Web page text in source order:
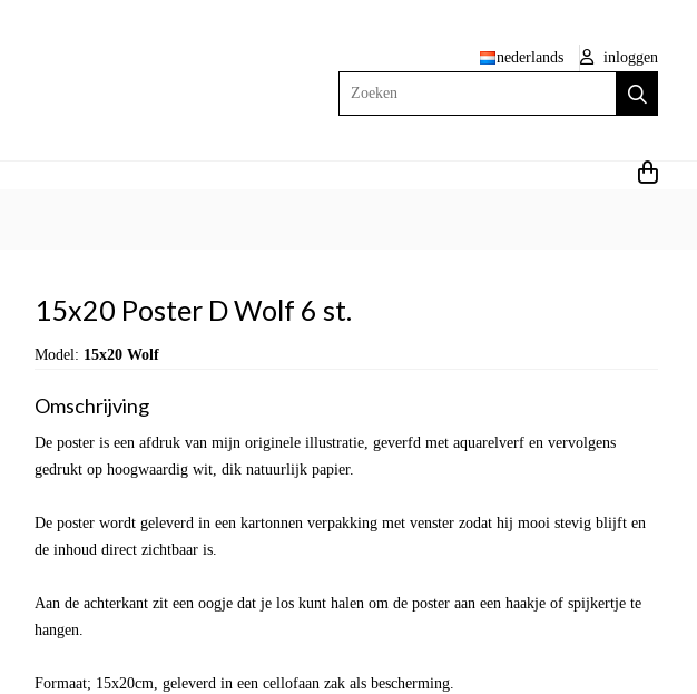
nederlands
inloggen
Zoeken
15x20 Poster D Wolf 6 st.
Model: 15x20 Wolf
Omschrijving
De poster is een afdruk van mijn originele illustratie, geverfd met aquarelverf en vervolgens
gedrukt op hoogwaardig wit, dik natuurlijk papier.
De poster wordt geleverd in een kartonnen verpakking met venster zodat hij mooi stevig blijft en
de inhoud direct zichtbaar is.
Aan de achterkant zit een oogje dat je los kunt halen om de poster aan een haakje of spijkertje te
hangen.
Formaat; 15x20cm, geleverd in een cellofaan zak als bescherming.